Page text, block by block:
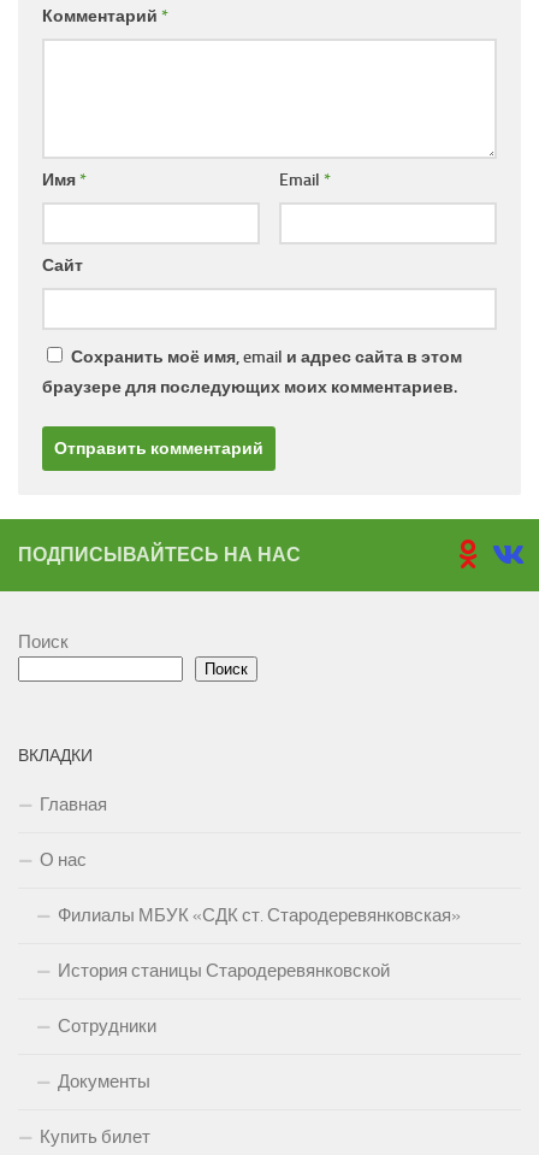
Комментарий *
Имя* Email *
Сайт
Сохранить моё имя, email и адрес сайта в этом
браузере для последующих моих комментариев.
ПОДПИСЫВАЙТЕСЬ НА НАС
Поиск
Поиск
ВКЛАДКИ
Главная
О нас
Филиалы МБУК «СДК ст. Стародеревянковская»
История станицы Стародеревянковской
Сотрудники
Документы
Купить билет